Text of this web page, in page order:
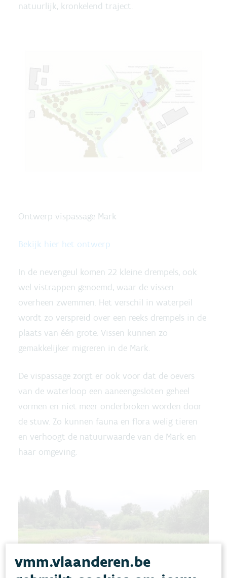
natuurlijk, kronkelend traject.
Ontwerp vispassage Mark
Bekijk hier het ontwerp
In de nevengeul komen 22 kleine drempels, ook
wel vistrappen genoemd, waar de vissen
overheen zwemmen. Het verschil in waterpeil
wordt zo verspreid over een reeks drempels in de
plaats van één grote. Vissen kunnen zo
gemakkelijker migreren in de Mark.
De vispassage zorgt er ook voor dat de oevers
van de waterloop een aaneengesloten geheel
vormen en niet meer onderbroken worden door
de stuw. Zo kunnen fauna en flora welig tieren
en verhoogt de natuurwaarde van de Mark en
haar omgeving.
vmm.vlaanderen.be